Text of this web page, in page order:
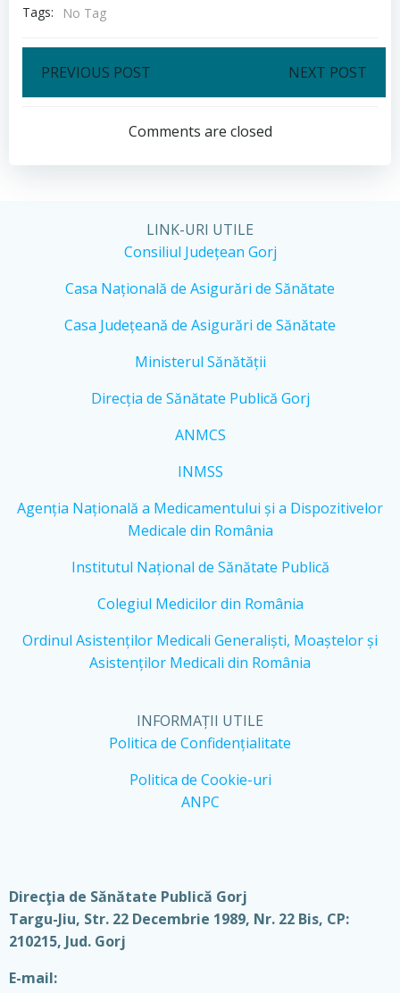
Tags:
No Tag
Post
navigation
PREVIOUS POST
navigation
NEXT POST
Comments are closed
LINK-URI UTILE
Consiliul Județean Gorj
Casa Națională de Asigurări de Sănătate
Casa Județeană de Asigurări de Sănătate
Ministerul Sănătății
Direcția de Sănătate Publică Gorj
ANMCS
INMSS
Agenția Națională a Medicamentului și a Dispozitivelor
Medicale din România
Institutul Național de Sănătate Publică
Colegiul Medicilor din România
Ordinul Asistenților Medicali Generaliști, Moaștelor și
Asistenților Medicali din România
INFORMAȚII UTILE
Politica de Confidențialitate
Politica de Cookie-uri
ANPC
Direcţia de Sănătate Publică Gorj
Targu-Jiu, Str. 22 Decembrie 1989, Nr. 22 Bis, CP:
210215, Jud. Gorj
E-mail: